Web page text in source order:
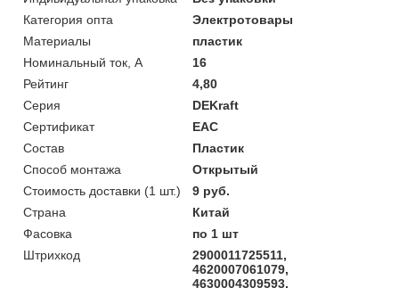
Категория опта
Электротовары
Материалы
пластик
Номинальный ток, А
16
Рейтинг
4,80
Серия
DEKraft
Сертификат
ЕАС
Состав
Пластик
Способ монтажа
Открытый
Стоимость доставки (1 шт.)
9 руб.
Страна
Китай
Фасовка
по 1 шт
Штрихкод
2900011725511,
4620007061079,
4630004309593,